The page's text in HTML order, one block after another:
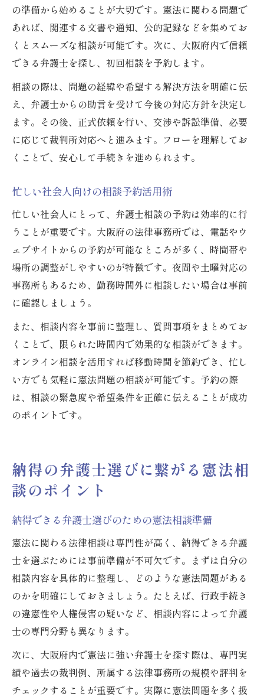
の準備から始めることが大切です。憲法に関わる問題で
あれば、関連する文書や通知、公的記録などを集めてお
くとスムーズな相談が可能です。次に、大阪府内で信頼
できる弁護士を探し、初回相談を予約します。
相談の際は、問題の経緯や希望する解決方法を明確に伝
え、弁護士からの助言を受けて今後の対応方針を決定し
ます。その後、正式依頼を行い、交渉や訴訟準備、必要
に応じて裁判所対応へと進みます。フローを理解してお
くことで、安心して手続きを進められます。
忙しい社会人向けの相談予約活用術
忙しい社会人にとって、弁護士相談の予約は効率的に行
うことが重要です。大阪府の法律事務所では、電話やウ
ェブサイトからの予約が可能なところが多く、時間帯や
場所の調整がしやすいのが特徴です。夜間や土曜対応の
事務所もあるため、勤務時間外に相談したい場合は事前
に確認しましょう。
また、相談内容を事前に整理し、質問事項をまとめてお
くことで、限られた時間内で効果的な相談ができます。
オンライン相談を活用すれば移動時間を節約でき、忙し
い方でも気軽に憲法問題の相談が可能です。予約の際
は、相談の緊急度や希望条件を正確に伝えることが成功
のポイントです。
納得の弁護士選びに繋がる憲法相
談のポイント
納得できる弁護士選びのための憲法相談準備
憲法に関わる法律相談は専門性が高く、納得できる弁護
士を選ぶためには事前準備が不可欠です。まずは自分の
相談内容を具体的に整理し、どのような憲法問題がある
のかを明確にしておきましょう。たとえば、行政手続き
の違憲性や人権侵害の疑いなど、相談内容によって弁護
士の専門分野も異なります。
次に、大阪府内で憲法に強い弁護士を探す際は、専門実
績や過去の裁判例、所属する法律事務所の規模や評判を
チェックすることが重要です。実際に憲法問題を多く扱